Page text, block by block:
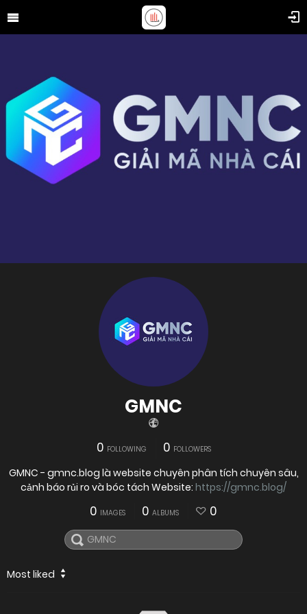
GMNC
0 FOLLOWING 0 FOLLOWERS
GMNC - gmnc.blog là website chuyên phân tích chuyên sâu,
cảnh báo rủi ro và bóc tách Website: https://gmnc.blog/
0 IMAGES 0 ALBUMS 0
Most liked